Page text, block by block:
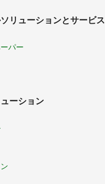
リューションとサービス
パー
ーション